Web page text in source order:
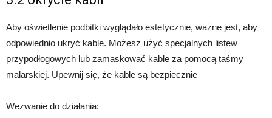
Aby oświetlenie podbitki wyglądało estetycznie, ważne jest, aby
odpowiednio ukryć kable. Możesz użyć specjalnych listew
przypodłogowych lub zamaskować kable za pomocą taśmy
malarskiej. Upewnij się, że kable są bezpiecznie
Wezwanie do działania: